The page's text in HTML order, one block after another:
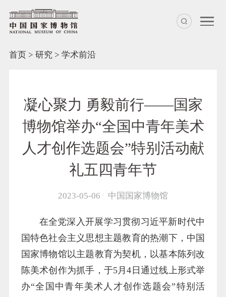
首页> 研究 > 学术前沿
凝心聚力 勇毅前行——国家
博物馆举办“全国中青年美术
人才创作选题会”特别活动献
礼五四青年节
2023-05-06 中国国家博物馆
在全党深入开展学习贯彻习近平新时代中
国特色社会主义思想主题教育的热潮下，中国
国家博物馆以主题教育为契机，以基本陈列改
陈美术创作为抓手，于5月4日通过线上形式举
办“全国中青年美术人才创作选题会”特别活